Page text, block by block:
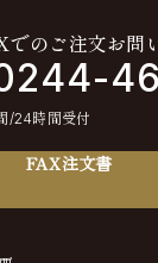
でのご注文お問
/24時間受付
FAX注文書